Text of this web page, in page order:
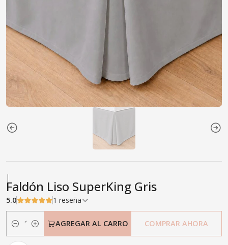
|
Faldón Liso SuperKing Gris
5.0 1 reseña
Cantidad
AGREGAR AL CARRO COMPRAR AHORA